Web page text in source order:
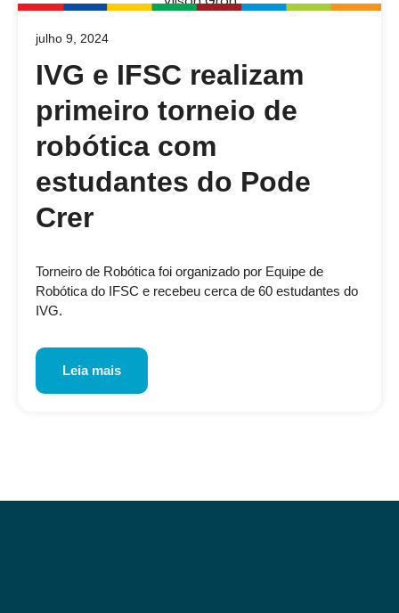
julho 9, 2024
IVG e IFSC realizam
primeiro torneio de
robótica com
estudantes do Pode
Crer
Torneiro de Robótica foi organizado por Equipe de
Robótica do IFSC e recebeu cerca de 60 estudantes do
IVG.
Leia mais